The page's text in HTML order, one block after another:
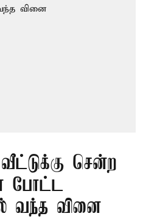
சென்ற
போட்ட
வந்த வினை